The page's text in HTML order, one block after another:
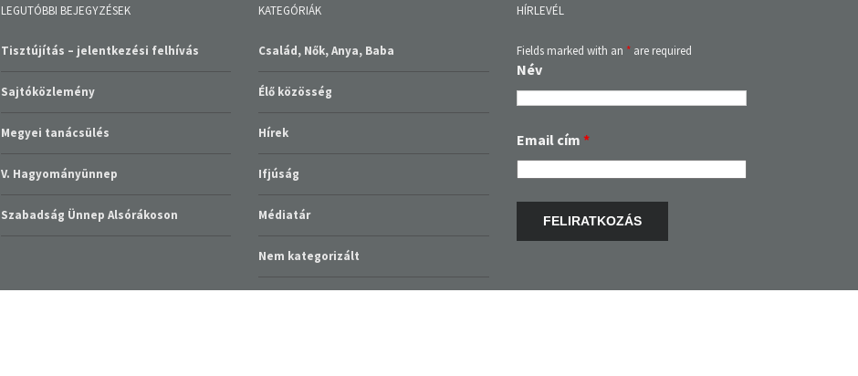
LEGUTÓBBI BEJEGYZÉSEK
Tisztújítás – jelentkezési felhívás
Sajtóközlemény
Megyei tanácsülés
V. Hagyományünnep
Szabadság Ünnep Alsórákoson
KATEGÓRIÁK
Család, Nők, Anya, Baba
Élő közösség
Hírek
Ifjúság
Médiatár
Nem kategorizált
HÍRLEVÉL
Fields marked with an *are required
Név
Email cím *